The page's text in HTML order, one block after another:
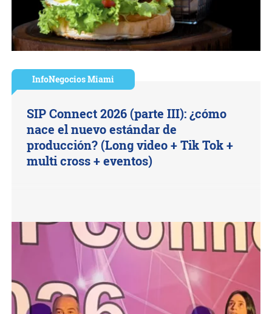
InfoNegocios Miami
SIP Connect 2026 (parte III): ¿cómo
nace el nuevo estándar de
producción? (Long video + Tik Tok +
multi cross + eventos)